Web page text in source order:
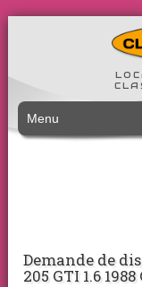
Menu
Demande de
205 GTI 1.6